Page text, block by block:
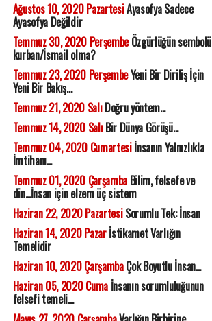
Ağustos 10, 2020 PazartesiAyasofya Sadece
Ayasofya Değildir
Temmuz 30, 2020 PerşembeÖzgürlüğün sembolü
kurban/İsmail olma?
Temmuz 23, 2020 PerşembeYeni Bir Diriliş İçin
Yeni Bir Bakış...
Temmuz 21, 2020 SalıDoğru yöntem...
Temmuz 14, 2020 SalıBir Dünya Görüşü...
Temmuz 04, 2020 Cumartesiİnsanın Yalnızlıkla
İmtihanı...
Temmuz 01, 2020 ÇarşambaBilim, felsefe ve
din...İnsan için elzem üç sistem
Haziran 22, 2020 PazartesiSorumlu Tek: İnsan
Haziran 14, 2020 Pazarİstikamet Varlığın
Temelidir
Haziran 10, 2020 ÇarşambaÇok Boyutlu İnsan...
Haziran 05, 2020 Cumaİnsanın sorumluluğunun
felsefi temeli...